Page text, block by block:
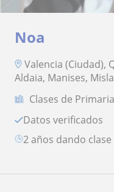
Noa
Valencia (Ciudad),
Aldaia, Manises,
Clases de Primaria
Datos verificados
2 años dando clase